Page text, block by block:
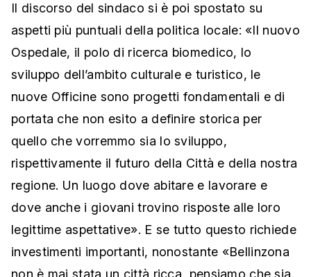
Il discorso del sindaco si è poi spostato su
aspetti più puntuali della politica locale: «Il nuovo
Ospedale, il polo di ricerca biomedico, lo
sviluppo dell’ambito culturale e turistico, le
nuove Officine sono progetti fondamentali e di
portata che non esito a definire storica per
quello che vorremmo sia lo sviluppo,
rispettivamente il futuro della Città e della nostra
regione. Un luogo dove abitare e lavorare e
dove anche i giovani trovino risposte alle loro
legittime aspettative». E se tutto questo richiede
investimenti importanti, nonostante «Bellinzona